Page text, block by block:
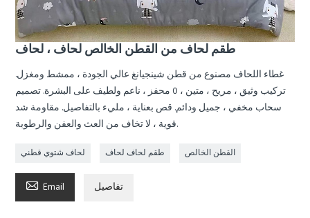
طقم لحاف من القطن الخالص لحاف ، لحاف
غطاء اللحاف مصنوع من قطن شينجيانغ عالي الجودة ، ممشط ومغزل.
تركيب وثيق ، مريح ، متين ، 0 محفز ، ناعم ولطيف على البشرة. تصميم
سحاب مخفي ، جميل ودائم. قص بعناية ، مليء بالتفاصيل. مقاومة شد
قوية ، لا تخاف من العث والعفن والرطوبة.
لحاف شتوي قطني طقم لحاف لحاف القطن الخالص
 Email تفاصيل